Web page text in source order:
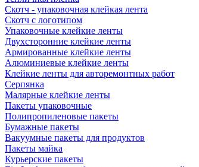
Скотч - упаковочная клейкая лента
Скотч с логотипом
Упаковочные клейкие ленты
Двухсторонние клейкие ленты
Армированные клейкие ленты
Алюминиевые клейкие ленты
Клейкие ленты для авторемонтных работ
Серпянка
Малярные клейкие ленты
Пакеты упаковочные
Полипропиленовые пакеты
Бумажные пакеты
Вакуумные пакеты для продуктов
Пакеты майка
Курьерские пакеты